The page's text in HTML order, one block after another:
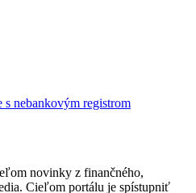
s nebankovým registrom
novinky z finančného,
Cieľom portálu je spístupniť